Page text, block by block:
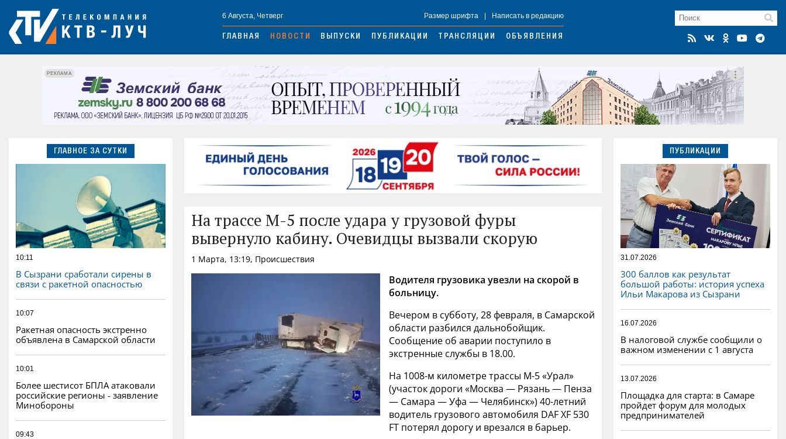
6 Августа, Четверг Размер шрифта Написать в редакцию
ГЛАВНАЯ НОВОСТИ ВЫПУСКИ ПУБЛИКАЦИИ ТРАНСЛЯЦИИ ОБЪЯВЛЕНИЯ
РЕКЛАМА
ГЛАВНОЕ ЗА СУТКИ
10:11
В Сызрани сработали сирены в
связи с ракетной опасностью
10:07
Ракетная опасность экстренно
объявлена в Самарской области
10:01
Более шестисот БПЛА атаковали
российские регионы - заявление
Минобороны
09:43
На трассе М-5 после удара у грузовой фуры
вывернуло кабину. Очевидцы вызвали скорую
1 Марта, 13:19, Происшествия
Водителя грузовика увезли на скорой в
больницу.
Вечером в субботу, 28 февраля, в Самарской
области разбился дальнобойщик.
Сообщение об аварии поступило в
экстренные службы в 18.00.
На 1008-м километре трассы М-5 «Урал»
(участок дороги «Москва — Рязань — Пенза
— Самара — Уфа — Челябинск») 40-летний
водитель грузового автомобиля DAF XF 530
FT потерял дорогу и врезался в барьер.
ПУБЛИКАЦИИ
31.07.2026
300 баллов как результат
большой работы: история успеха
Ильи Макарова из Сызрани
16.07.2026
В налоговой службе сообщили о
важном изменении с 1 августа
13.07.2026
Площадка для старта: в Самаре
пройдет форум для молодых
предпринимателей